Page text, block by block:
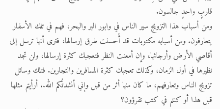
قاربٍ واحدٍ جالسون.
ومن أسباب هذا التزويج سير الناس في وابور البر والبحر، فهم في تلك الأسفار
يتعارفون. ومن أسبابه مكتوبات قد أُحسنت طرق إرسالها، فترى أنها ترسل إلى
أقاصي الأرض وأرجائها، وإن أمعنت النظر فتعجبك كثرة إرسالها، ولن تجد
نظيرها في أول الزمان، وكذلك تعجبك كثرة المسافرين والتجارين. فتلك وسائل
تزويج الناس وتعارفهم، ما كان منها أثر من قبل وإني أنشدتُكم الله.. أرأيتم مثلها
قبل هذا أو كنتم في كتب تقرؤون؟